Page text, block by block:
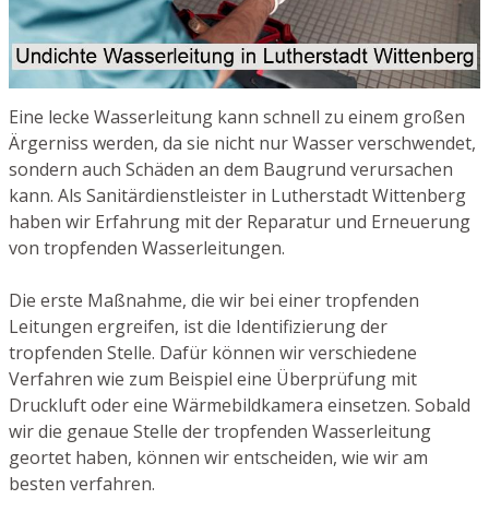
Eine lecke Wasserleitung kann schnell zu einem großen
Ärgerniss werden, da sie nicht nur Wasser verschwendet,
sondern auch Schäden an dem Baugrund verursachen
kann. Als Sanitärdienstleister in Lutherstadt Wittenberg
haben wir Erfahrung mit der Reparatur und Erneuerung
von tropfenden Wasserleitungen.
Die erste Maßnahme, die wir bei einer tropfenden
Leitungen ergreifen, ist die Identifizierung der
tropfenden Stelle. Dafür können wir verschiedene
Verfahren wie zum Beispiel eine Überprüfung mit
Druckluft oder eine Wärmebildkamera einsetzen. Sobald
wir die genaue Stelle der tropfenden Wasserleitung
geortet haben, können wir entscheiden, wie wir am
besten verfahren.